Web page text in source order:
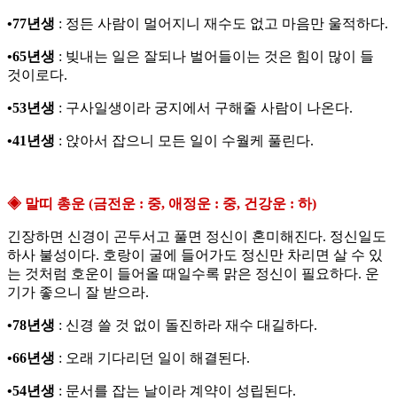
•77년생 : 정든 사람이 멀어지니 재수도 없고 마음만 울적하다.
•65년생 : 빚내는 일은 잘되나 벌어들이는 것은 힘이 많이 들
것이로다.
•53년생 : 구사일생이라 궁지에서 구해줄 사람이 나온다.
•41년생 : 앉아서 잡으니 모든 일이 수월케 풀린다.
◈ 말띠 총운 (금전운 : 중, 애정운 : 중, 건강운 : 하)
긴장하면 신경이 곤두서고 풀면 정신이 혼미해진다. 정신일도
하사 불성이다. 호랑이 굴에 들어가도 정신만 차리면 살 수 있
는 것처럼 호운이 들어올 때일수록 맑은 정신이 필요하다. 운
기가 좋으니 잘 받으라.
•78년생 : 신경 쓸 것 없이 돌진하라 재수 대길하다.
•66년생 : 오래 기다리던 일이 해결된다.
•54년생 : 문서를 잡는 날이라 계약이 성립된다.